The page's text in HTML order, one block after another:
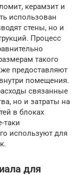
керамзит и
использован
стены, но и
Процесс
такого
предоставляют
помещения.
связанные
но и затраты на
в блоках
таки
используют для
для